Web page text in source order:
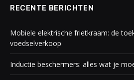
RECENTE BERICHTEN
Mobiele elektrische frietkraam: de
voedselverkoop
Inductie beschermers: alles wat je